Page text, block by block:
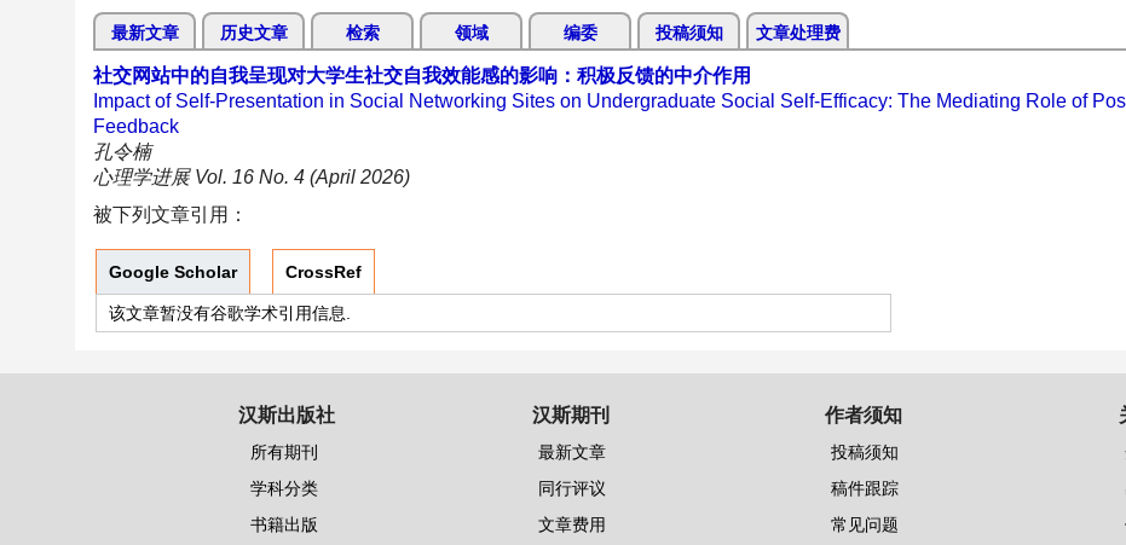
最新文章 历史文章 检索 领域 编委 投稿须知 文章处理费
社交网站中的自我呈现对大学生社交自我效能感的影响：积极反馈的中介作用
Impact of Self-Presentation in Social Networking Sites on Undergraduate Social Self-Efficacy: The Mediating Role of
Feedback
孔令楠
心理学进展 Vol. 16 No. 4 (April 2026)
被下列文章引用：
Google Scholar CrossRef
该文章暂没有谷歌学术引用信息.
汉斯出版社
所有期刊
学科分类
书籍出版
汉斯期刊
最新文章
同行评议
文章费用
作者须知
投稿须知
稿件跟踪
常见问题